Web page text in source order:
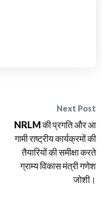
Next Post
NRLM की प्रगति और आ
गामी राष्ट्रीय कार्यक्रमों की
तैयारियों की समीक्षा करते
ग्राम्य विकास मंत्री गणेश
जोशी।